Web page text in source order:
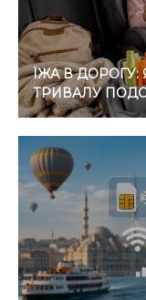
ЇЖА В ДОРОГУ:
ТРИВАЛУ